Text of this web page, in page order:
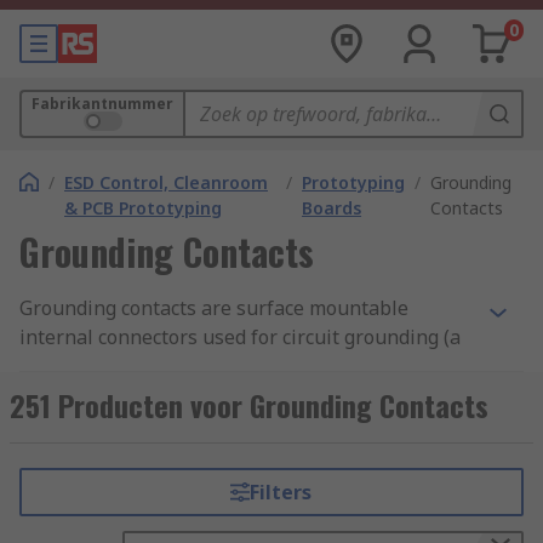
0
Fabrikantnummer
/ ESD Control, Cleanroom
& PCB Prototyping
/ Prototyping
Boards
/ Grounding
Contacts
Grounding Contacts
Grounding contacts are surface mountable
internal connectors used for circuit grounding (a
mount technology) devices.
Grounding contacts work by providing an
251 Producten voor Grounding Contacts
Filters